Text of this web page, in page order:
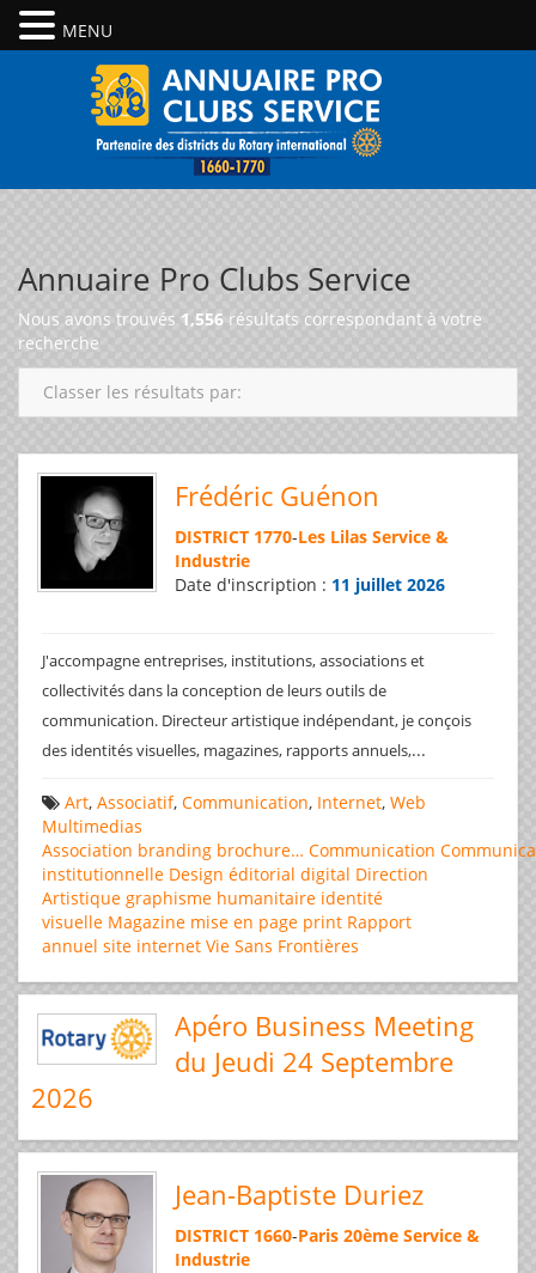
Annuaire Pro Clubs Service
Nous avons trouvés 1,556 résultats correspondant à votre
recherche
Classer les résultats par:
Frédéric Guénon
DISTRICT 1770-Les Lilas Service &
Industrie
Date d'inscription : 11 juillet 2026
J'accompagne entreprises, institutions, associations et
collectivités dans la conception de leurs outils de
communication. Directeur artistique indépendant, je conçois
des identités visuelles, magazines, rapports annuels,...
Art, Associatif, Communication, Internet, Web
Multimedias
Association branding brochure… Communication
institutionnelle Design éditorial digital Direction
Artistique graphisme humanitaire identité
visuelle Magazine mise en page print Rapport
annuel site internet Vie Sans Frontières
Apéro Business Meeting
du Jeudi 24 Septembre
2026
Jean-Baptiste Duriez
DISTRICT 1660-Paris 20ème Service &
Industrie
MENU